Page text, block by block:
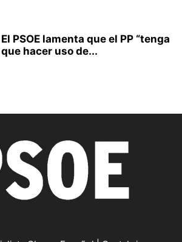
El PSOE lamenta que el PP “tenga
que hacer uso de...